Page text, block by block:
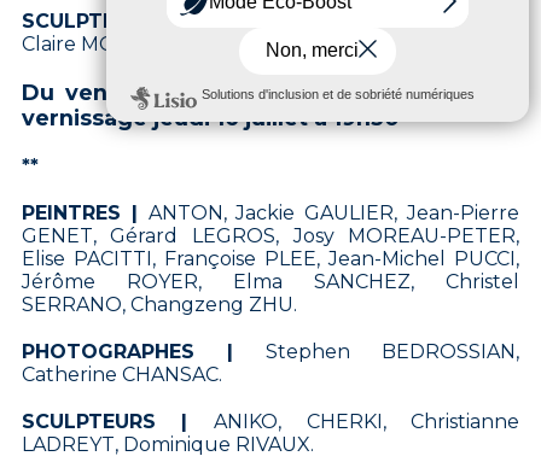
SCULPTEURS | EFGE, Serge GUARNIERI, JARO,
Claire MONTOYA, Dominique-Gabrielle PETIT.
Du vendredi 17 au jeudi 23 juillet 2026 >
vernissage jeudi 16 juillet à 19h30
**
PEINTRES | ANTON, Jackie GAULIER, Jean-Pierre
GENET, Gérard LEGROS, Josy MOREAU-PETER,
Elise PACITTI, Françoise PLEE, Jean-Michel PUCCI,
Jérôme ROYER, Elma SANCHEZ, Christel
SERRANO, Changzeng ZHU.
PHOTOGRAPHES | Stephen BEDROSSIAN,
Catherine CHANSAC.
SCULPTEURS | ANIKO, CHERKI, Christianne
LADREYT, Dominique RIVAUX.